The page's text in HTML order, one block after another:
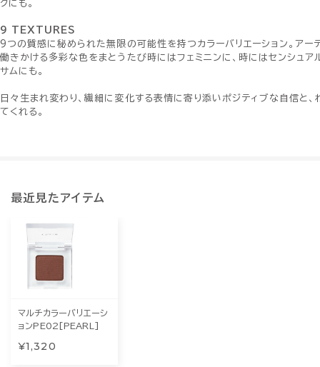
クにも。
9 TEXTURES
9つの質感に秘められた無限の可能性を持つカラーバリエーション。アー
働きかける多彩な色をまとうたび時にはフェミニンに、時にはセンシュア
サムにも。
日々生まれ変わり、繊細に変化する表情に寄り添いポジティブな自信と、
てくれる。
最近見たアイテム
マルチカラーバリエーシ
ョンPE02[PEARL]
¥1,320